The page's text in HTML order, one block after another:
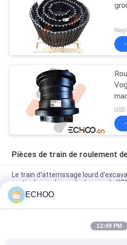
Pièces de train de roulement
Le train d'atterrissage lourd
partie des rouleaux de dessus de
Le mini train d'atterrissage
partie/l'oisif de voie excavatrice de
UX054V2E BF800 roue de marche
ECHOO
12:49 PM